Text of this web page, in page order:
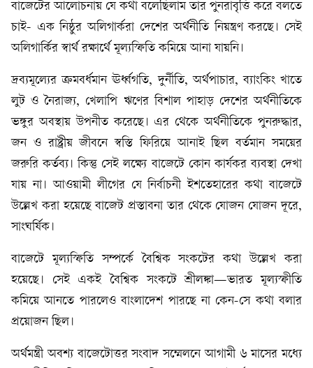
বাজেটের আলোচনায় যে কথা বলেছিলাম তার পুনরাবৃত্তি করে বলতে
চাই- এক নিষ্ঠুর অলিগার্করা দেশের অর্থনীতি নিয়ন্ত্রণ করছে। সেই
অলিগার্কির স্বার্থ রক্ষার্থে মূল্যস্ফিতি কমিয়ে আনা যায়নি।
দ্রব্যমূল্যের ক্রমবর্ধমান ঊর্ধ্বগতি, দুর্নীতি, অর্থপাচার, ব্যাংকিং খাতে
লুট ও নৈরাজ্য, খেলাপি ঋণের বিশাল পাহাড় দেশের অর্থনীতিকে
ভঙ্গুর অবস্থায় উপনীত করেছে। এর থেকে অর্থনীতিকে পুনরুদ্ধার,
জন ও রাষ্ট্রীয় জীবনে স্বস্তি ফিরিয়ে আনাই ছিল বর্তমান সময়ের
জরুরি কর্তব্য। কিন্তু সেই লক্ষ্যে বাজেটে কোন কার্যকর ব্যবস্থা দেখা
যায় না। আওয়ামী লীগের যে নির্বাচনী ইশতেহারের কথা বাজেটে
উল্লেখ করা হয়েছে বাজেট প্রস্তাবনা তার থেকে যোজন যোজন দূরে,
সাংঘর্ষিক।
বাজেটে মূল্যস্ফিতি সম্পর্কে বৈশ্বিক সংকটের কথা উল্লেখ করা
হয়েছে। সেই একই বৈশ্বিক সংকটে শ্রীলঙ্কা—ভারত মূল্যস্ফীতি
কমিয়ে আনতে পারলেও বাংলাদেশ পারছে না কেন-সে কথা বলার
প্রয়োজন ছিল।
অর্থমন্ত্রী অবশ্য বাজেটোত্তর সংবাদ সম্মেলনে আগামী ৬ মাসের মধ্যে